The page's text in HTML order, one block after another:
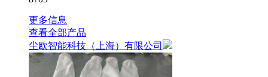
更多信息
查看全部产品
尘欧智能科技（上海）有限公司